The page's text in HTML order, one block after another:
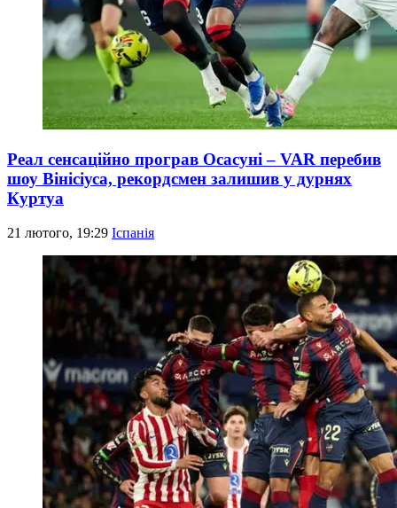
Реал сенсаційно програв Осасуні – VAR перебив
шоу Вінісіуса, рекордсмен залишив у дурнях
Куртуа
21 лютого, 19:29 Іспанія